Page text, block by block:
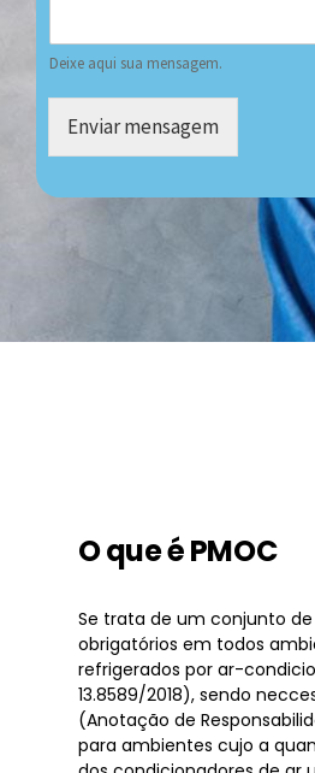
Deixe aqui sua mensagem.
Enviar mensagem
O que é PMOC
Se trata de um conjunto
obrigatórios em todos
refrigerados por ar-
13.8589/2018), sendo
(Anotação de
para ambientes cujo a